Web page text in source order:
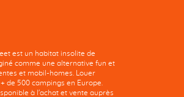
est un habitat insolite de
comme une alternative fun et
et mobil-homes. Louer
de 500 campings en Europe.
à l'achat et vente auprès